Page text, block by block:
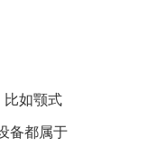
比如颚式
备都属于